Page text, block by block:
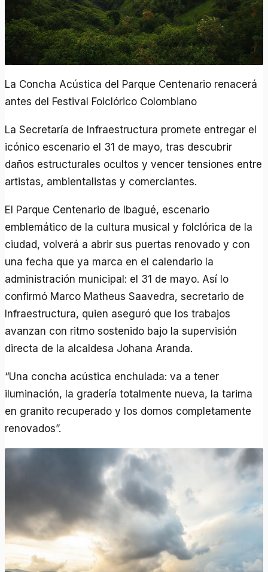
La Concha Acústica del Parque Centenario renacerá
antes del Festival Folclórico Colombiano
La Secretaría de Infraestructura promete entregar el
icónico escenario el 31 de mayo, tras descubrir
daños estructurales ocultos y vencer tensiones entre
artistas, ambientalistas y comerciantes.
El Parque Centenario de Ibagué, escenario
emblemático de la cultura musical y folclórica de la
ciudad, volverá a abrir sus puertas renovado y con
una fecha que ya marca en el calendario la
administración municipal: el 31 de mayo. Así lo
confirmó Marco Matheus Saavedra, secretario de
Infraestructura, quien aseguró que los trabajos
avanzan con ritmo sostenido bajo la supervisión
directa de la alcaldesa Johana Aranda.
“Una concha acústica enchulada: va a tener
iluminación, la gradería totalmente nueva, la tarima
en granito recuperado y los domos completamente
renovados”.